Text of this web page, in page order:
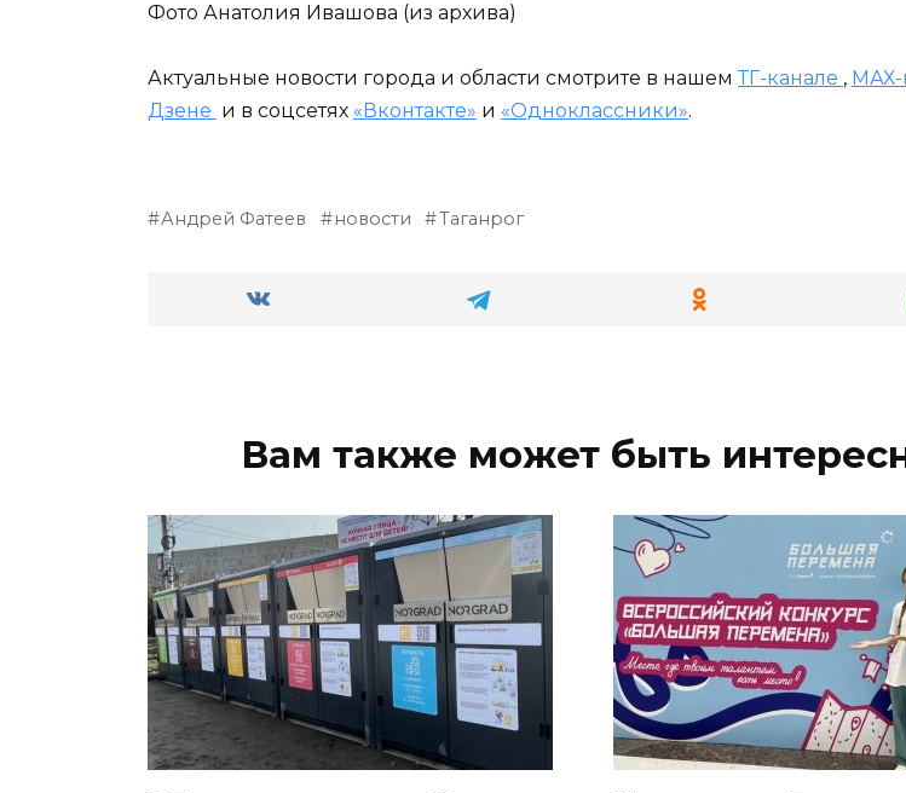
Фото Анатолия Ивашова (из архива)
Актуальные новости города и области смотрите в нашем ТГ-канале , МАХ-
Дзене и в соцсетях «Вконтакте» и «Одноклассники».
Андрей Фатеев новости Таганрог
Вам также может быть